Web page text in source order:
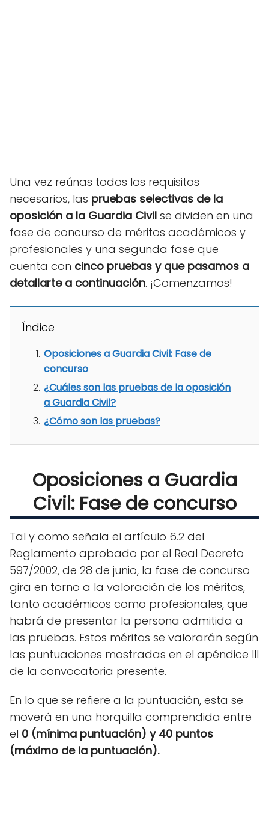
Una vez reúnas todos los requisitos
necesarios, las pruebas selectivas de la
oposición a la Guardia Civil se dividen en una
fase de concurso de méritos académicos y
profesionales y una segunda fase que
cuenta con cinco pruebas y que pasamos a
detallarte a continuación. ¡Comenzamos!
Índice
Oposiciones a Guardia Civil: Fase de
concurso
¿Cuáles son las pruebas de la oposición
a Guardia Civil?
¿Cómo son las pruebas?
Oposiciones a Guardia
Civil: Fase de concurso
Tal y como señala el artículo 6.2 del
Reglamento aprobado por el Real Decreto
597/2002, de 28 de junio, la fase de concurso
gira en torno a la valoración de los méritos,
tanto académicos como profesionales, que
habrá de presentar la persona admitida a
las pruebas. Estos méritos se valorarán según
las puntuaciones mostradas en el apéndice III
de la convocatoria presente.
En lo que se refiere a la puntuación, esta se
moverá en una horquilla comprendida entre
el 0 (mínima puntuación) y 40 puntos
(máximo de la puntuación).